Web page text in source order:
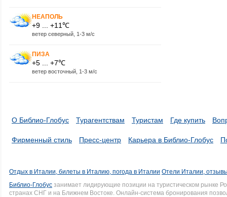
НЕАПОЛЬ
+9 ... +11℃
ветер северный, 1-3 м/с
ПИЗА
+5 ... +7℃
ветер восточный, 1-3 м/с
О Библио-Глобус Турагентствам Туристам Где купить
Фирменный стиль Пресс-центр Карьера в Библио-Глобус
Отдых в Италии, билеты в Италию, погода в Италии Отели Италии,
Библио-Глобус занимает лидирующие позиции на туристическом рынке
странах СНГ и на Ближнем Востоке. Онлайн-система бронирования